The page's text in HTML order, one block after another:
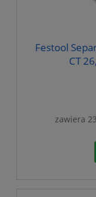
Festool
CT
zawiera